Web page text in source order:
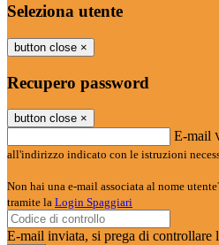
Seleziona utente
button close ×
Recupero password
button close ×
E-mail
all'indirizzo indicato con le istruzioni
Non hai una e-mail associata al nome
tramite la Login Spaggiari
E-mail inviata, si prega di controllare